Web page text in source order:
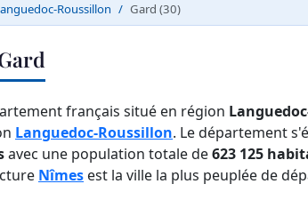
Roussillon Gard (30)
français situé en région
Languedoc-Roussillon. Le département
avec une population totale de623 125
Nîmes est la ville la plus peuplée de